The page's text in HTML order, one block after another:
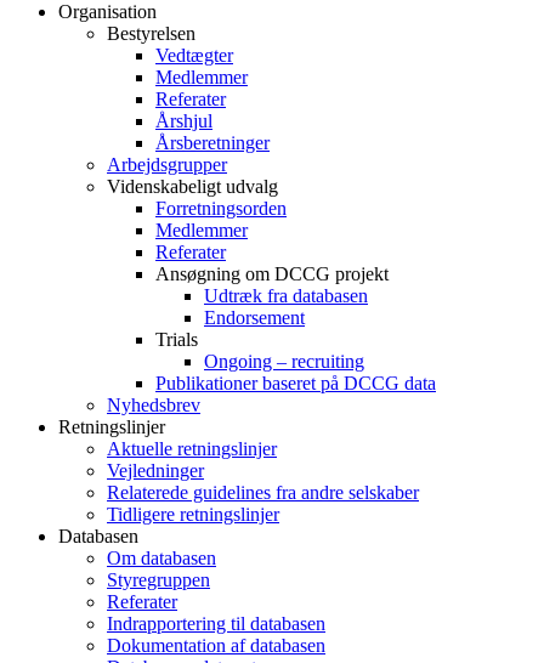
Organisation
Bestyrelsen
Vedtægter
Medlemmer
Referater
Årshjul
Årsberetninger
Arbejdsgrupper
Videnskabeligt udvalg
Forretningsorden
Medlemmer
Referater
Ansøgning om DCCG projekt
Udtræk fra databasen
Endorsement
Trials
Ongoing – recruiting
Publikationer baseret på DCCG data
Nyhedsbrev
Retningslinjer
Aktuelle retningslinjer
Vejledninger
Relaterede guidelines fra andre selskaber
Tidligere retningslinjer
Databasen
Om databasen
Styregruppen
Referater
Indrapportering til databasen
Dokumentation af databasen